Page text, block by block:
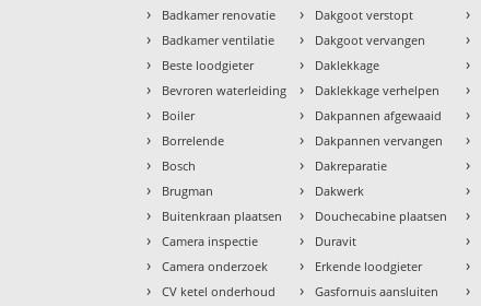
› Badkamer renovatie
› Badkamer ventilatie
› Beste loodgieter
› Bevroren waterleiding
› Boiler
› Borrelende
› Bosch
› Brugman
› Buitenkraan plaatsen
› Camera inspectie
› Camera onderzoek
› CV ketel onderhoud
› Dakgoot verstopt
› Dakgoot vervangen
› Daklekkage
› Daklekkage verhelpen
› Dakpannen afgewaaid
› Dakpannen vervangen
› Dakreparatie
› Dakwerk
› Douchecabine plaatsen
› Duravit
› Erkende loodgieter
› Gasfornuis aansluiten
›
›
›
›
›
›
›
›
›
›
›
›